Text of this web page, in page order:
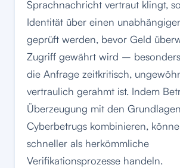
Sprachnachricht vertraut klingt,
Identität über einen
geprüft werden, bevor Geld
Zugriff gewährt wird –
die Anfrage zeitkritisch,
vertraulich gerahmt ist. Indem
Überzeugung mit den
Cyberbetrugs kombinieren,
schneller als herkömmliche
Verifikationsprozesse handeln.